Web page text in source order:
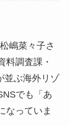
嶋菜々子さ
料調査課・
並ぶ海外リゾ
でも「あ
なっていま